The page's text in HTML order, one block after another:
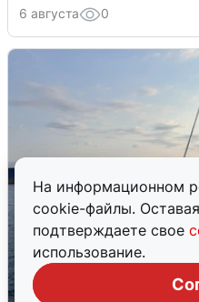
На информационном
cookie-файлы.
подтверждаете свое
использование.
6 августа 0